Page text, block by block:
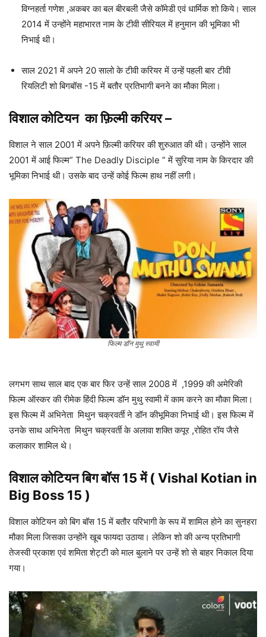
विग्नहर्ता गणेश ,अकबर का बल बीरबली जैसे कॉमेडी एवं धार्मिक शो किये। साल
2014 में उन्होंने महाभारत नाम के टीवी सीरियल में हनुमान की भूमिका भी
निभाई थी।
साल 2021 में अपने 20 सालो के टीवी करियर में उन्हें पहली बार टीवी
रियलिटी शो बिगबॉस -15 में बतौर प्रतिभागी बनने का मौका मिला।
विशाल कोटियन काफ़िल्मी करियर–
विशाल ने साल 2001 में अपने फ़िल्मी करियर की शुरुआत की थी। उन्होंने साल
2001 में आई फिल्म” The Deadly Disciple ” में सुरिया नाम के किरदार की
भूमिका निभाई थी। उसके बाद उन्हें कोई फिल्म हाथ नहीं लगी।
फिल्म डॉन मुथु स्वामी
लगभग साथ साल बाद एक बार फिर उन्हें साल 2008 में ,1999 की अमेरिकी
फिल्म ऑस्कर की रीमेक हिंदी फिल्म डॉन मुथु स्वामी में काम करने का मौका मिला।
इस फिल्म में अभिनेता मिथुन चक्रवर्ती ने डॉन कीभूमिका निभाई थी। इस फिल्म में
उनके साथ अभिनेता मिथुन चक्रवर्ती के अलावा शक्ति कपूर ,रोहित रॉय जैसे
कलाकार शामिल थे।
विशाल कोटियन बिग बॉस 15 में ( Vishal Kotian in
Big Boss 15 )
विशाल कोटियन को बिग बॉस 15 में बतौर परिभागी के रूप में शामिल होने का सुनहरा
मौका मिला जिसका उन्होंने खूब फायदा उठाया। लेकिन शो की अन्य प्रतिभागी
तेजस्वी प्रकाश एवं शमिता शेट्टी को माल बुलाने पर उन्हें शो से बाहर निकाल दिया
गया।